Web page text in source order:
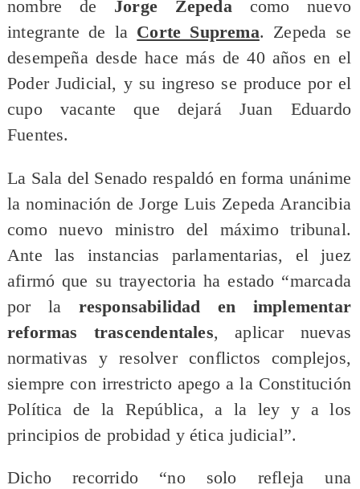
nombre de Jorge Zepedacomo nuevo
integrante de la Corte Suprema. Zepeda se
desempeña desde hace más de 40 años en el
Poder Judicial, y su ingreso se produce por el
cupo vacante que dejará Juan Eduardo
Fuentes.
La Sala del Senado respaldó en forma unánime
la nominación de Jorge Luis Zepeda Arancibia
como nuevo ministro del máximo tribunal.
Ante las instancias parlamentarias, el juez
afirmó que su trayectoria ha estado “marcada
por la responsabilidad en implementar
reformas trascendentales, aplicar nuevas
normativas y resolver conflictos complejos,
siempre con irrestricto apego a la Constitución
Política de la República, a la ley y a los
principios de probidad y ética judicial”.
Dicho recorrido “no solo refleja una